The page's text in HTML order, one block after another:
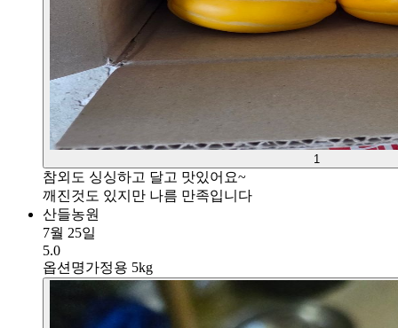
1
참외도 싱싱하고 달고 맛있어요~
깨진것도 있지만 나름 만족입니다
산들농원
7월 25일
5.0
옵션명가정용 5kg